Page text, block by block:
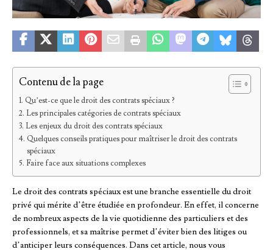
Contenu de la page
Qu’est-ce que le droit des contrats spéciaux ?
Les principales catégories de contrats spéciaux
Les enjeux du droit des contrats spéciaux
Quelques conseils pratiques pour maîtriser le droit des contrats
spéciaux
Faire face aux situations complexes
Le droit des contrats spéciaux est une branche essentielle du droit
privé qui mérite d’être étudiée en profondeur. En effet, il concerne
de nombreux aspects de la vie quotidienne des particuliers et des
professionnels, et sa maîtrise permet d’éviter bien des litiges ou
d’anticiper leurs conséquences. Dans cet article, nous vous